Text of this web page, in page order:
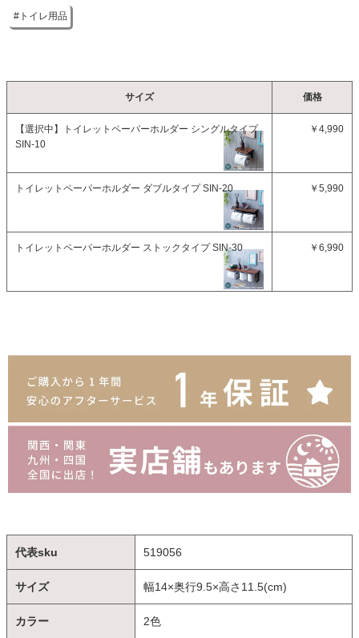
トイレ用品
サイズ 価格
【選択中】
トイレットペーパーホルダー シングルタイプ
SIN-10
￥4,990
トイレットペーパーホルダー ダブルタイプ SIN-20 ￥5,990
トイレットペーパーホルダー ストックタイプ SIN-30 ￥6,990
代表sku 519056
サイズ 幅14×奥行9.5×高さ11.5(cm)
カラー 2色